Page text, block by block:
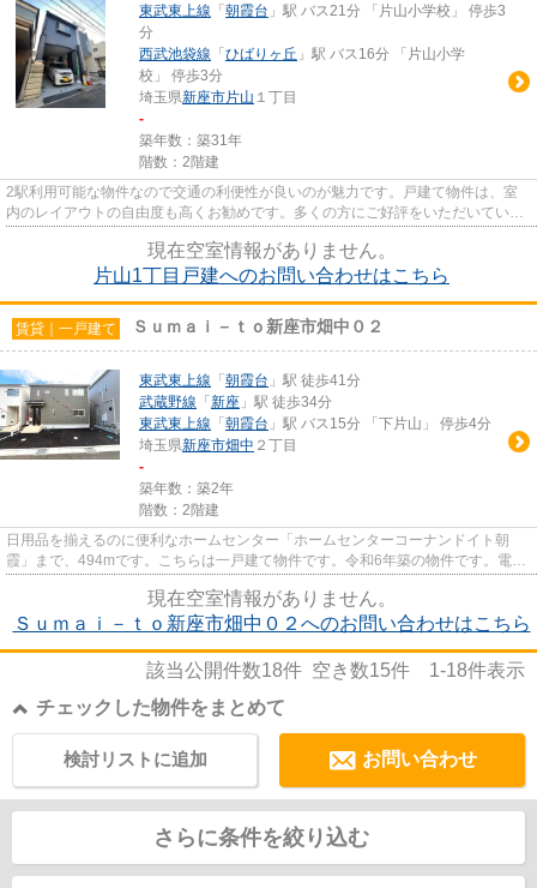
東武東上線 「 朝霞台 」駅 バス21分 「片山小学校」 停歩3
分
西武池袋線 「 ひばりヶ丘 」駅 バス16分 「片山小学
校」 停歩3分
埼玉県新座市片山 １丁目
-
築年数：築31年
階数：2階建
2駅利用可能な物件なので交通の利便性が良いのが魅力です。戸建て物件は、室
内のレイアウトの自由度も高くお勧めです。多くの方にご好評をいただいてい
現在空室情報がありません。
片山1丁目戸建へのお問い合わせはこちら
賃貸｜一戸建て Ｓｕｍａｉ－ｔｏ新座市畑中０２
東武東上線 「 朝霞台 」駅 徒歩41分
武蔵野線 「 新座 」駅 徒歩34分
東武東上線 「 朝霞台 」駅 バス15分 「下片山」 停歩4分
埼玉県新座市畑中 ２丁目
-
築年数：築2年
階数：2階建
日用品を揃えるのに便利なホームセンター「ホームセンターコーナンドイト朝
霞」まで、494mです。こちらは一戸建て物件です。令和6年築の物件です。電車
現在空室情報がありません。
Ｓｕｍａｉ－ｔｏ新座市畑中０２へのお問い合わせはこちら
該当公開件数18件 空き数15件 1-18件表示
チェックした物件をまとめて
お問い合わせ
検討リストに追加
さらに条件を絞り込む